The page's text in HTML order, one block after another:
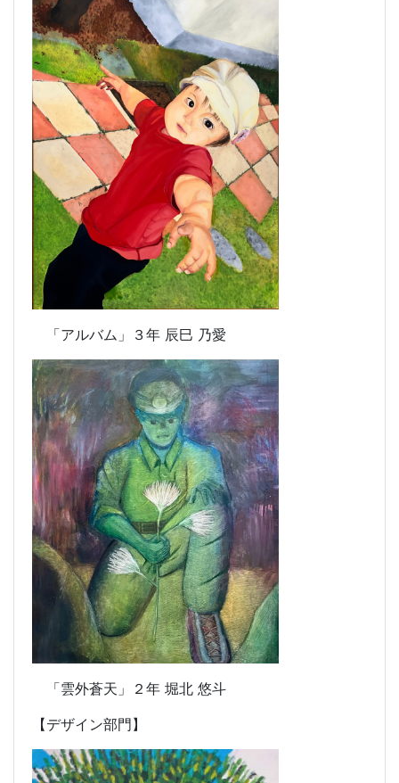
「アルバム」 ３年 辰巳 乃愛
「雲外蒼天」
２年 堀北 悠斗
【デザイン部門】